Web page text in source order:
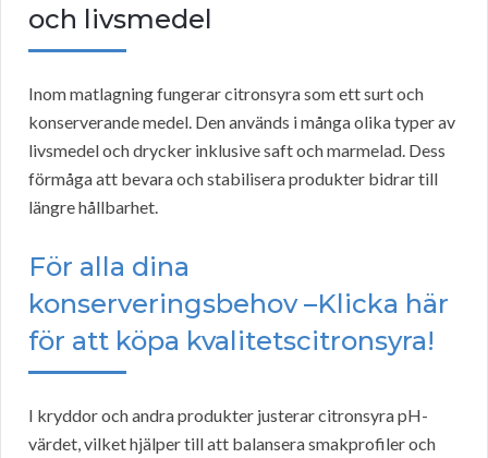
och livsmedel
Inom matlagning fungerar citronsyra som ett surt och
konserverande medel. Den används i många olika typer av
livsmedel och drycker inklusive saft och marmelad. Dess
förmåga att bevara och stabilisera produkter bidrar till
längre hållbarhet.
För alla dina
konserveringsbehov –Klicka här
för att köpa kvalitetscitronsyra!
I kryddor och andra produkter justerar citronsyra pH-
värdet, vilket hjälper till att balansera smakprofiler och